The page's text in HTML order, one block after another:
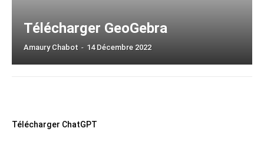
Télécharger GeoGebra
Amaury Chabot - 14 Décembre 2022
Télécharger ChatGPT